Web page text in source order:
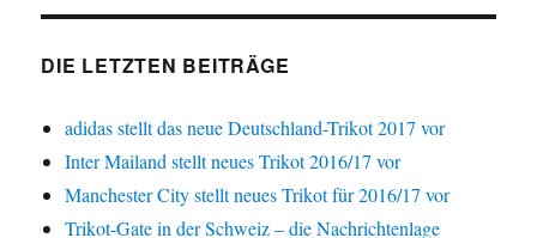
DIE LETZTEN BEITRÄGE
adidas stellt das neue Deutschland-Trikot 2017 vor
Inter Mailand stellt neues Trikot 2016/17 vor
Manchester City stellt neues Trikot für 2016/17 vor
Trikot-Gate in der Schweiz – die Nachrichtenlage